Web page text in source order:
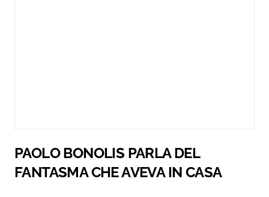
PAOLO BONOLIS PARLA DEL
FANTASMA CHE AVEVA IN CASA